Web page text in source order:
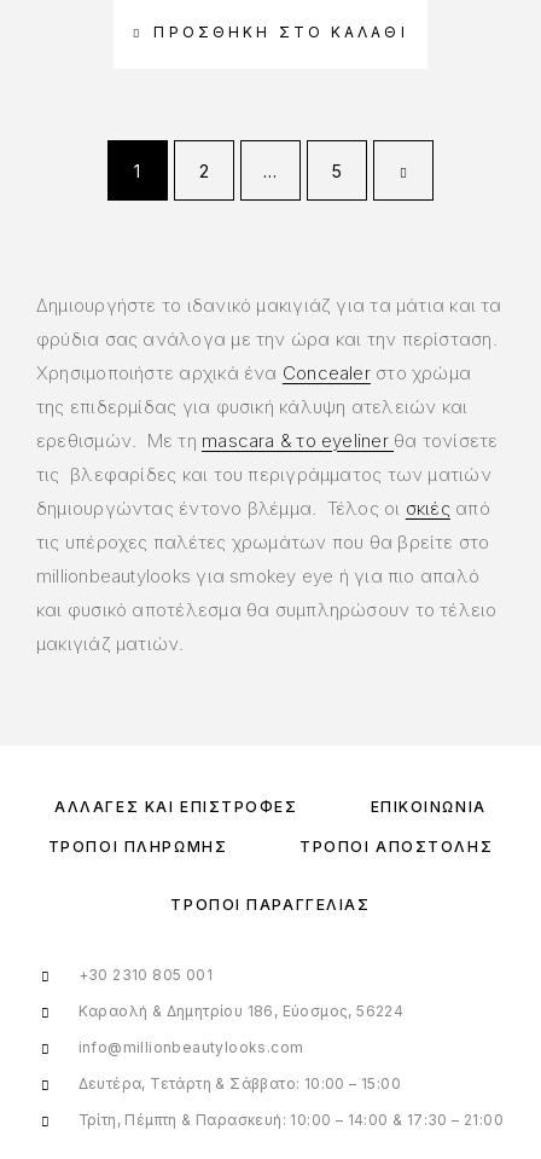
ΠΡΟΣΘΉΚΗ ΣΤΟ ΚΑΛΆΘΙ
1 2 … 5
Δημιουργήστε το ιδανικό μακιγιάζ για τα μάτια και τα
φρύδια σας ανάλογα με την ώρα και την περίσταση.
Χρησιμοποιήστε αρχικά ένα Concealerστο χρώμα
της επιδερμίδας για φυσική κάλυψη ατελειών και
ερεθισμών. Με τη mascara & το eyeliner θα τονίσετε
τις βλεφαρίδες και του περιγράμματος των ματιών
δημιουργώντας έντονο βλέμμα. Τέλος οι σκιές από
τις υπέροχες παλέτες χρωμάτων που θα βρείτε στο
millionbeautylooks για smokey eye ή για πιο απαλό
και φυσικό αποτέλεσμα θα συμπληρώσουν το τέλειο
μακιγιάζ ματιών.
ΑΛΛΑΓΈΣ ΚΑΙ ΕΠΙΣΤΡΟΦΈΣ ΕΠΙΚΟΙΝΩΝΊΑ
ΤΡΌΠΟΙ ΠΛΗΡΩΜΉΣ ΤΡΌΠΟΙ ΑΠΟΣΤΟΛΉΣ
ΤΡΌΠΟΙ ΠΑΡΑΓΓΕΛΊΑΣ
+30 2310 805 001
Καραολή & Δημητρίου 186, Εύοσμος, 56224
info@millionbeautylooks.com
Δευτέρα, Τετάρτη & Σάββατο: 10:00 – 15:00
Τρίτη, Πέμπτη & Παρασκευή: 10:00 – 14:00 & 17:30 – 21:00